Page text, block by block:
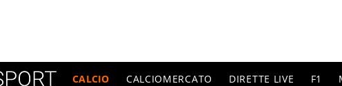
CALCIO CALCIOMERCATO DIRETTE LIVE F1